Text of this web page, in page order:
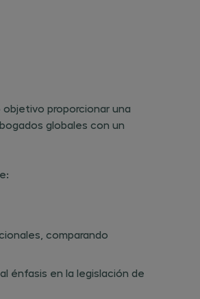
proporcionar una
globales con un
comparando
énfasis en la legislación de